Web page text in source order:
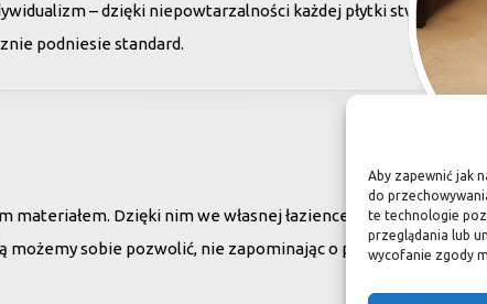
Aby zapewnić jak
do
te technologie
przeglądania lub
wycofanie zgody
– dzięki niepowtarzalności każdej płytki stworzona
podniesie standard.
Dzięki nim we własnej łazience możemy poczuć
możemy sobie pozwolić, nie zapominając o praktycznym